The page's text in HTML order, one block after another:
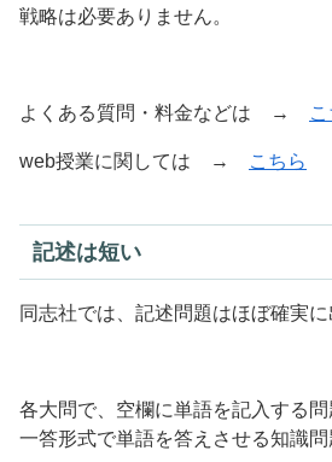
戦略は必要ありません。
よくある質問・料金などは →
web授業に関しては → こちら
記述は短い
同志社では、記述問題はほぼ確実に
各大問で、空欄に単語を記入する
一答形式で単語を答えさせる知識問